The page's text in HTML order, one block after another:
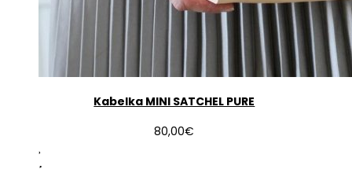
Kabelka MINI SATCHEL PURE
80,00€